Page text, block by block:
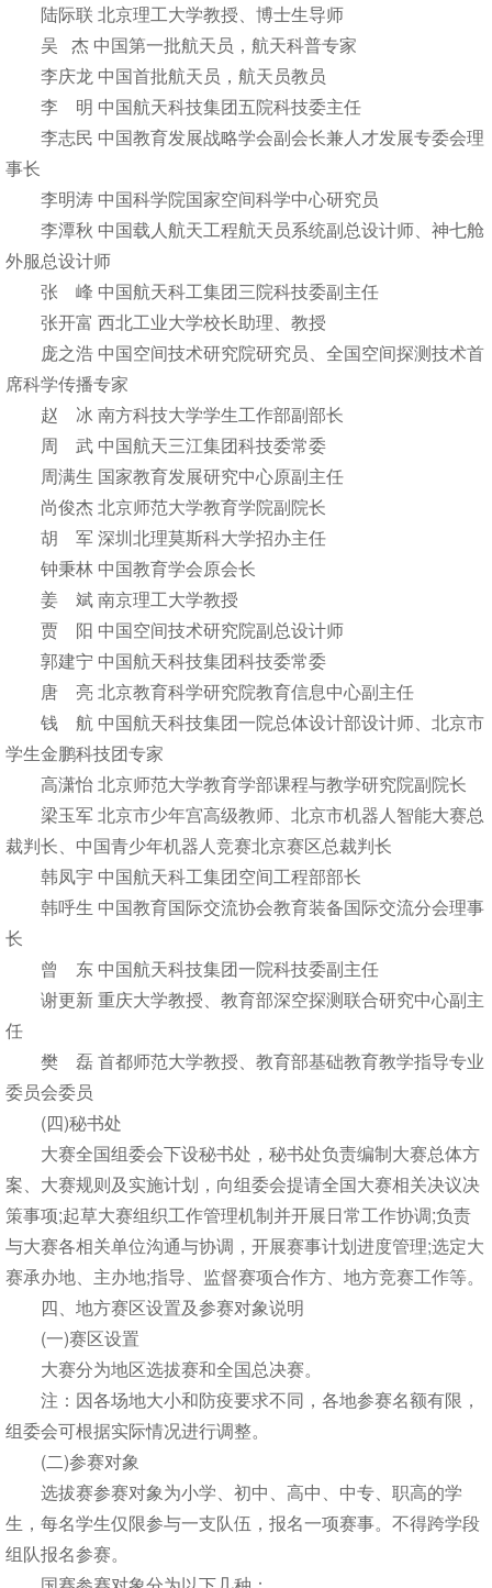
陆际联 北京理工大学教授、博士生导师
吴 杰 中国第一批航天员，航天科普专家
李庆龙 中国首批航天员，航天员教员
李 明 中国航天科技集团五院科技委主任
李志民 中国教育发展战略学会副会长兼人才发展专委会理
事长
李明涛 中国科学院国家空间科学中心研究员
李潭秋 中国载人航天工程航天员系统副总设计师、神七舱
外服总设计师
张 峰 中国航天科工集团三院科技委副主任
张开富 西北工业大学校长助理、教授
庞之浩 中国空间技术研究院研究员、全国空间探测技术首
席科学传播专家
赵 冰 南方科技大学学生工作部副部长
周 武 中国航天三江集团科技委常委
周满生 国家教育发展研究中心原副主任
尚俊杰 北京师范大学教育学院副院长
胡 军 深圳北理莫斯科大学招办主任
钟秉林 中国教育学会原会长
姜 斌 南京理工大学教授
贾 阳 中国空间技术研究院副总设计师
郭建宁 中国航天科技集团科技委常委
唐 亮 北京教育科学研究院教育信息中心副主任
钱 航 中国航天科技集团一院总体设计部设计师、北京市
学生金鹏科技团专家
高潇怡 北京师范大学教育学部课程与教学研究院副院长
梁玉军 北京市少年宫高级教师、北京市机器人智能大赛总
裁判长、中国青少年机器人竞赛北京赛区总裁判长
韩凤宇 中国航天科工集团空间工程部部长
韩呼生 中国教育国际交流协会教育装备国际交流分会理事
长
曾 东 中国航天科技集团一院科技委副主任
谢更新 重庆大学教授、教育部深空探测联合研究中心副主
任
樊 磊 首都师范大学教授、教育部基础教育教学指导专业
委员会委员
(四)秘书处
大赛全国组委会下设秘书处，秘书处负责编制大赛总体方
案、大赛规则及实施计划，向组委会提请全国大赛相关决议决
策事项;起草大赛组织工作管理机制并开展日常工作协调;负责
与大赛各相关单位沟通与协调，开展赛事计划进度管理;选定大
赛承办地、主办地;指导、监督赛项合作方、地方竞赛工作等。
四、地方赛区设置及参赛对象说明
(一)赛区设置
大赛分为地区选拔赛和全国总决赛。
注：因各场地大小和防疫要求不同，各地参赛名额有限，
组委会可根据实际情况进行调整。
(二)参赛对象
选拔赛参赛对象为小学、初中、高中、中专、职高的学
生，每名学生仅限参与一支队伍，报名一项赛事。不得跨学段
组队报名参赛。